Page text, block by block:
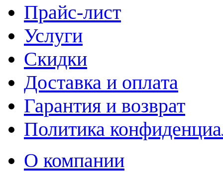
Прайс-лист
Услуги
Скидки
Доставка и оплата
Гарантия и возврат
Политика
О компании